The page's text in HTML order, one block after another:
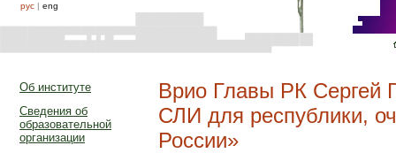
рус | eng
Об институте
Сведения об
образовательной
организации
Врио Главы РК Сергей
СЛИ для республики,
России»